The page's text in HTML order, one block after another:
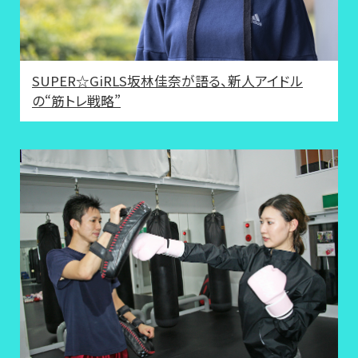
SUPER☆GiRLS坂林佳奈が語る、新人アイドル
の“筋トレ戦略”